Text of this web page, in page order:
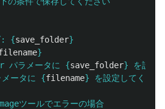
{save_folder}
}
パラメータに
{save_folder} を設定
ータに
{filename} を設定してくださ
ツールでエラーの場合